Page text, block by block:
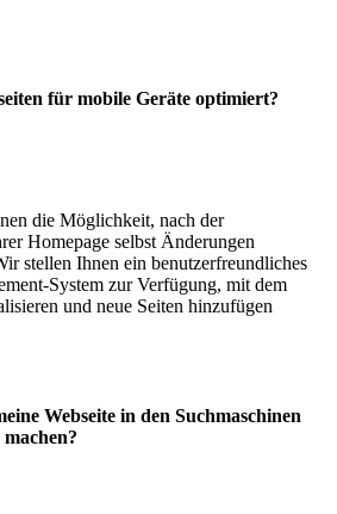
für mobile Geräte optimiert?
die Möglichkeit, nach der
Homepage selbst Änderungen
stellen Ihnen ein benutzerfreundliches
System zur Verfügung, mit dem
und neue Seiten hinzufügen
Webseite in den Suchmaschinen